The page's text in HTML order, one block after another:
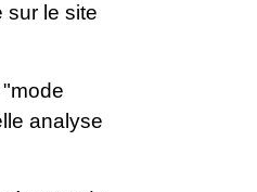
sur le site
analyse